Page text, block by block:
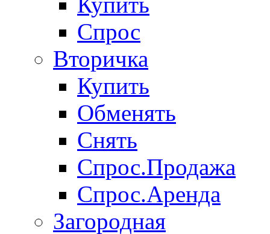
Спрос
Вторичка
Купить
Обменять
Снять
Спрос.Продажа
Спрос.Аренда
Загородная